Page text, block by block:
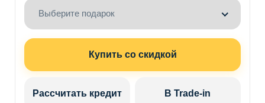
Выберите подарок
Купить со скидкой
Рассчитать кредит В Trade-in